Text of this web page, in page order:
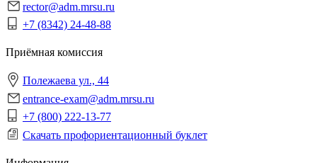
rector@adm.mrsu.ru
+7 (8342) 24-48-88
Приёмная комиссия
Полежаева ул., 44
entrance-exam@adm.mrsu.ru
+7 (800) 222-13-77
Скачать профориентационный буклет